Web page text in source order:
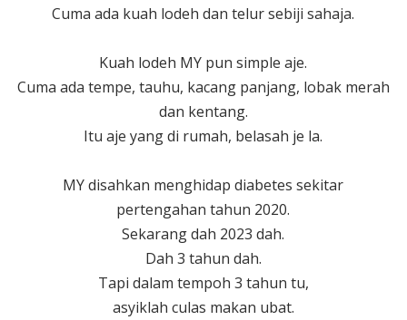
Cuma ada kuah lodeh dan telur sebiji sahaja.
Kuah lodeh MY pun simple aje.
Cuma ada tempe, tauhu, kacang panjang, lobak merah
dan kentang.
Itu aje yang di rumah, belasah je la.
MY disahkan menghidap diabetes sekitar
pertengahan tahun 2020.
Sekarang dah 2023 dah.
Dah 3 tahun dah.
Tapi dalam tempoh 3 tahun tu,
asyiklah culas makan ubat.